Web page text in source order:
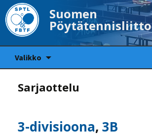
Suomen
Pöytätennisliitto
Valikko
Sarjaottelu
3-divisioona,3B